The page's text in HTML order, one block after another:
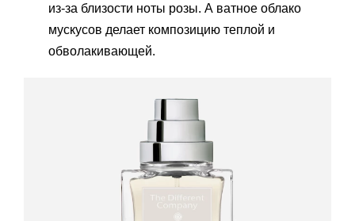
из-за близости ноты розы. А ватное облако
мускусов делает композицию теплой и
обволакивающей.